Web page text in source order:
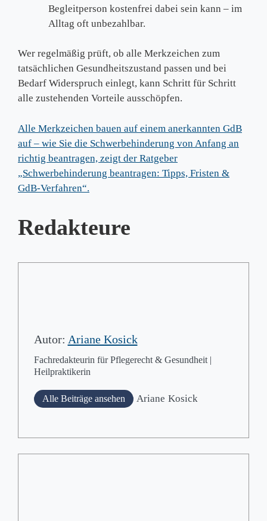
Begleitperson kostenfrei dabei sein kann – im
Alltag oft unbezahlbar.
Wer regelmäßig prüft, ob alle Merkzeichen zum
tatsächlichen Gesundheitszustand passen und bei
Bedarf Widerspruch einlegt, kann Schritt für Schritt
alle zustehenden Vorteile ausschöpfen.
Alle Merkzeichen bauen auf einem anerkannten GdB
auf – wie Sie die Schwerbehinderung von Anfang an
richtig beantragen, zeigt der Ratgeber
„Schwerbehinderung beantragen: Tipps, Fristen &
GdB-Verfahren“.
Redakteure
Autor: Ariane Kosick
Fachredakteurin für Pflegerecht & Gesundheit |
Heilpraktikerin
Alle Beiträge ansehen Ariane Kosick